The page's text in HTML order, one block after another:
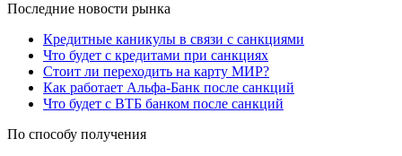
Последние новости рынка
Кредитные каникулы в связи с санкциями
Что будет с кредитами при санкциях
Стоит ли переходить на карту МИР?
Как работает Альфа-Банк после санкций
Что будет с ВТБ банком после санкций
По способу получения